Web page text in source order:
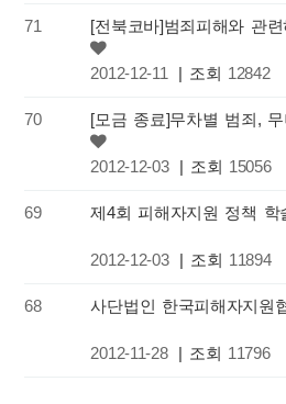
71
2012-12-11 | 조회 12842
70
2012-12-03 | 조회 15056
69 제4회 피해자지원 정책 학
2012-12-03 | 조회 11894
68 사단법인 한국피해자지원
2012-11-28 | 조회 11796